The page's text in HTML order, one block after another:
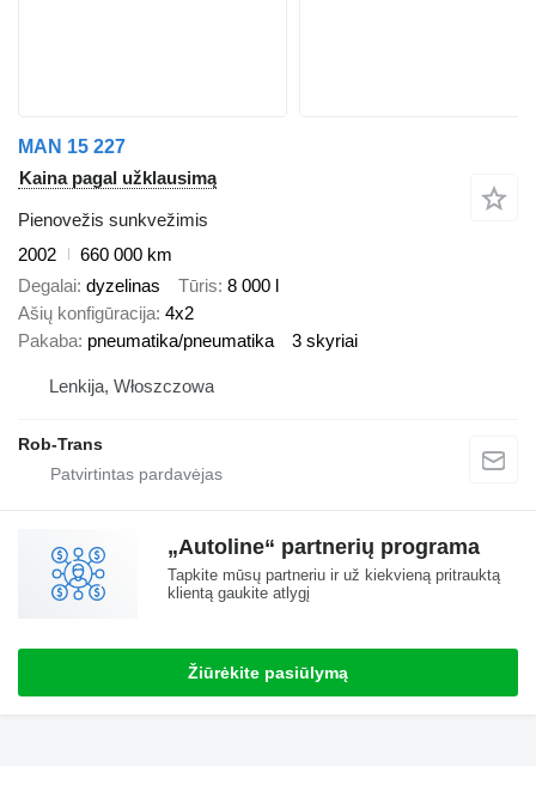
MAN 15 227
Kaina pagal užklausimą
Pienovežis sunkvežimis
2002
660 000 km
Degalai dyzelinas Tūris 8 000 l
Ašių konfigūracija 4x2
Pakaba pneumatika/pneumatika 3 skyriai
Lenkija, Włoszczowa
Rob-Trans
„Autoline“ partnerių programa
Tapkite mūsų partneriu ir už kiekvieną pritrauktą
klientą gaukite atlygį
Žiūrėkite pasiūlymą